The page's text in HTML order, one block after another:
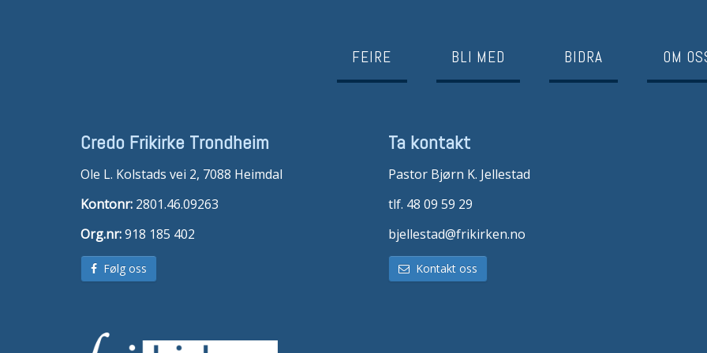
FEIRE BLI MED BIDRA OM
Credo Frikirke Trondheim
Ole L. Kolstads vei 2, 7088 Heimdal
Kontonr: 2801.46.09263
Org.nr:918 185 402
Følg oss
Ta kontakt
Pastor Bjørn K. Jellestad
tlf. 48 09 59 29
bjellestad@frikirken.no
Kontakt oss